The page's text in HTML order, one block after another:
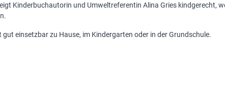
Kinderbuchautorin und Umweltreferentin Alina Gries kindgerecht,
einsetzbar zu Hause, im Kindergarten oder in der Grundschule.